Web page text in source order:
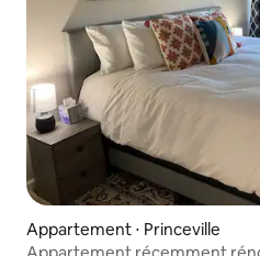
Appartement ⋅ Princeville